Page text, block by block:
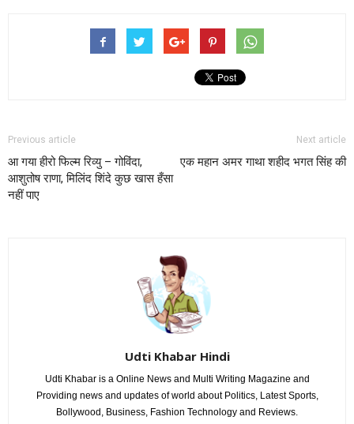
Previous article
आ गया हीरो फिल्म रिव्यु – गोविंदा,
आशुतोष राणा, मिलिंद शिंदे कुछ खास हँसा
नहीं पाए
Next article
एक महान अमर गाथा शहीद भगत सिंह की
Udti Khabar Hindi
Udti Khabar is a Online News and Multi Writing Magazine and
Providing news and updates of world about Politics, Latest Sports,
Bollywood, Business, Fashion Technology and Reviews.